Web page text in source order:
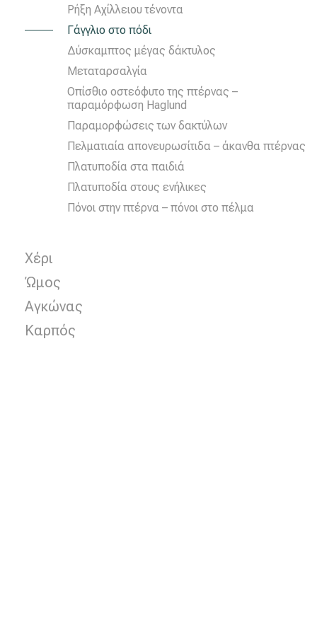
Ρήξη Αχίλλειου τένοντα
Γάγγλιο στο πόδι
Δύσκαμπτος μέγας δάκτυλος
Μεταταρσαλγία
Οπίσθιο οστεόφυτο της πτέρνας –
παραμόρφωση Haglund
Παραμορφώσεις των δακτύλων
Πελματιαία απονευρωσίτιδα – άκανθα πτέρνας
Πλατυποδία στα παιδιά
Πλατυποδία στους ενήλικες
Πόνοι στην πτέρνα – πόνοι στο πέλμα
Χέρι
Ώμος
Αγκώνας
Καρπός